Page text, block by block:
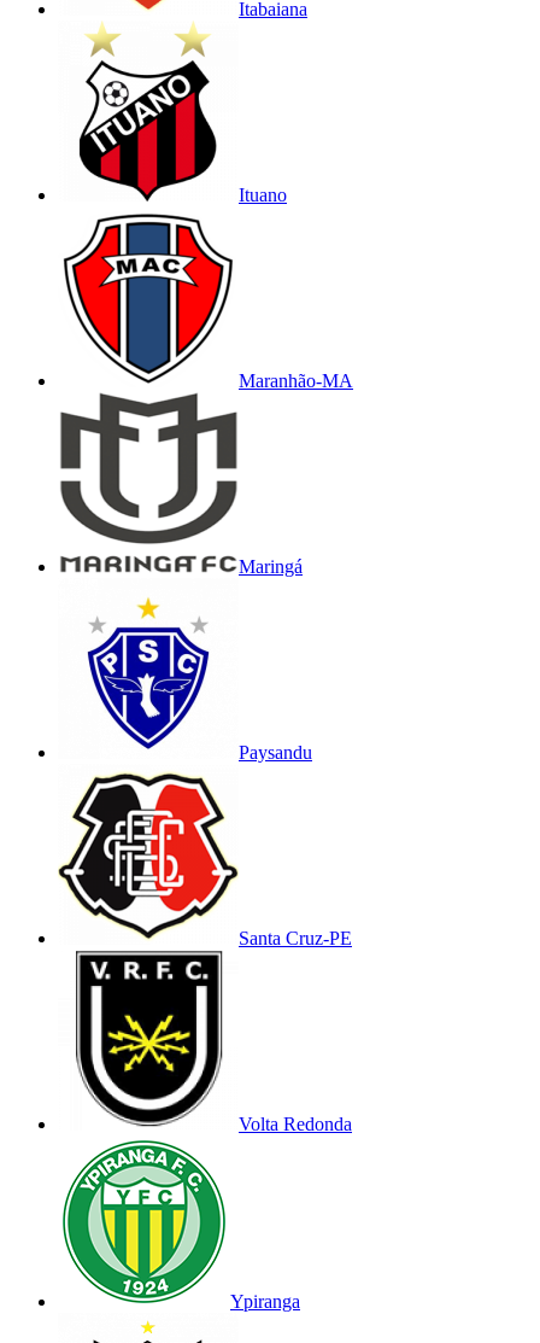
Itabaiana
Ituano
Maranhão-MA
Maringá
Paysandu
Santa Cruz-PE
Volta Redonda
Ypiranga